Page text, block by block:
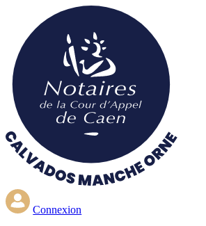
contenu
principal
Connexion